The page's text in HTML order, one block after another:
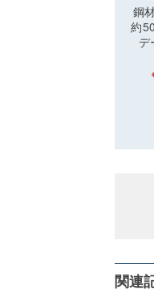
鋼
約
デ
関連